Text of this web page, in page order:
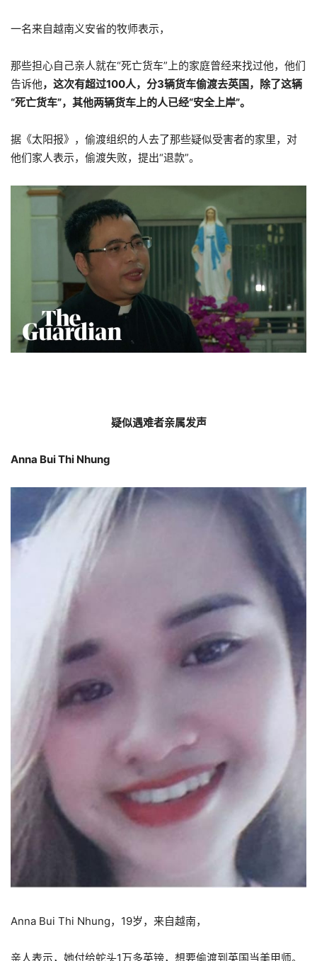
一名来自越南义安省的牧师表示，
那些担心自己亲人就在“死亡货车”上的家庭曾经来找过他，他们
告诉他，这次有超过100人，分3辆货车偷渡去英国，除了这辆
“死亡货车”，其他两辆货车上的人已经“安全上岸”。
据《太阳报》，偷渡组织的人去了那些疑似受害者的家里，对
他们家人表示，偷渡失败，提出“退款”。
疑似遇难者亲属发声
Anna Bui Thi Nhung
Anna Bui Thi Nhung，19岁，来自越南，
亲人表示，她付给蛇头1万多英镑，想要偷渡到英国当美甲师。